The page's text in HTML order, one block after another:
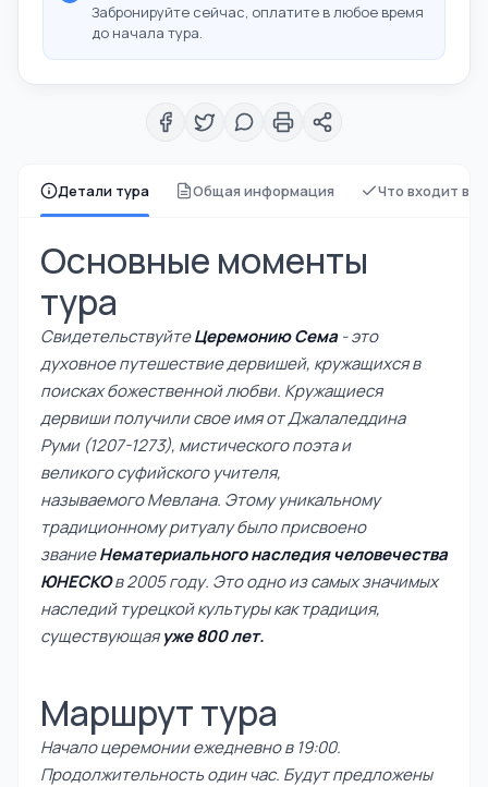
Детали тура Общая информация Что входит в
Основные моменты
тура
СвидетельствуйтеЦеремонию Сема- это
духовное путешествие дервишей, кружащихся в
поисках божественной любви. Кружащиеся
дервиши получили свое имя от Джалаледдина
Руми (1207-1273), мистического поэта и
великого суфийского учителя,
называемого Мевлана. Этому уникальному
традиционному ритуалу было присвоено
званиеНематериального наследия человечества
ЮНЕСКОв 2005 году. Это одно из самых значимых
наследий турецкой культуры как традиция,
существующаяуже 800 лет.
Маршрут тура
Начало церемонии ежедневно в 19:00.
Продолжительность один час. Будут предложены
Забронируйте сейчас, оплатите в любое время
до начала тура.